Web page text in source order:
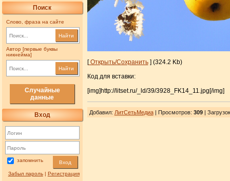
Поиск
Слово, фраза на сайте
Найти
Автор [первые буквы
никнейма]
Найти
Случайные
данные
Вход
запомнить Вход
Забыл пароль| Регистрация
[Открыть/Сохранить] (324.2 Kb)
Код для вставки:
[img]http://litset.ru/_ld/39/3928_FK14_11.jpg[/img]
Добавил: ЛитСетьМедиа| Просмотров: 309| Загрузок